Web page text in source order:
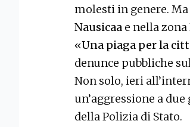
molesti in genere.
Nausicaa e nella zona
«Una piaga per la
denunce pubbliche
Non solo, ieri
un’aggressione a
della Polizia di Stato.